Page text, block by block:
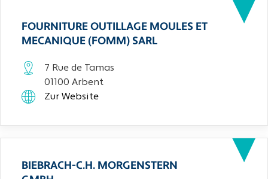
FOURNITURE OUTILLAGE MOULES ET
MECANIQUE (FOMM) SARL
7 Rue de Tamas
01100 Arbent
Zur Website
BIEBRACH-C.H. MORGENSTERN